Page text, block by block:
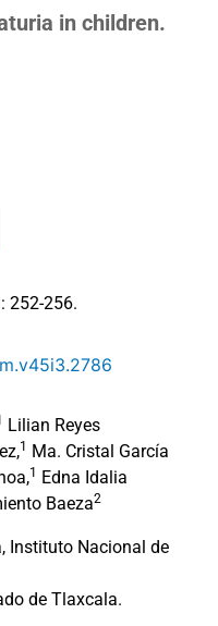
in children.
252-256.
Lilian Reyes
1
Ma. Cristal García
1
Edna Idalia
Baeza2
Instituto Nacional de
de Tlaxcala.